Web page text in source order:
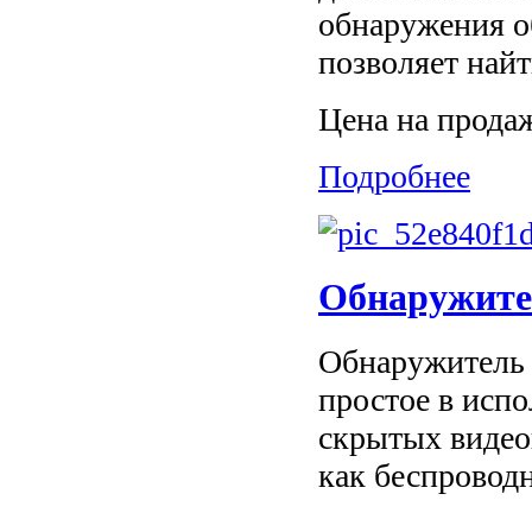
обнаружения
позволяет
Цена на
Подробнее
простое в
скрытых
как